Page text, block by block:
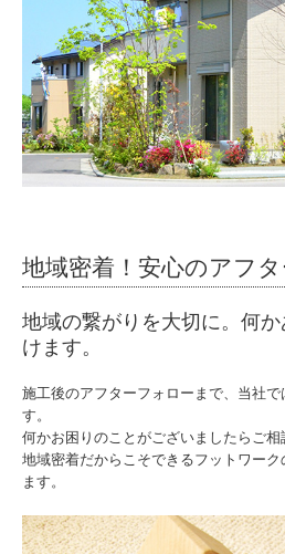
地域密着！安心のアフ
地域の繋がりを大切に。何
けます。
施工後のアフターフォローまで、当社
す。
何かお困りのことがございましたらご相
地域密着だからこそできるフットワー
ます。